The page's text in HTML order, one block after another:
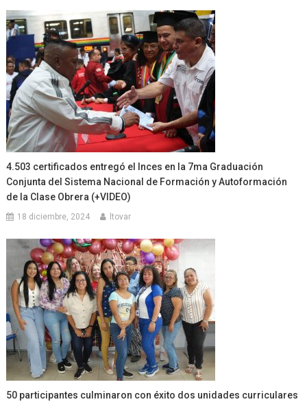
4.503 certificados entregó el Inces en la 7ma Graduación
Conjunta del Sistema Nacional de Formación y Autoformación
de la Clase Obrera (+VIDEO)
18 diciembre, 2024 ltovar
50 participantes culminaron con éxito dos unidades curriculares